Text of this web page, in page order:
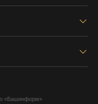
«Башинформ»